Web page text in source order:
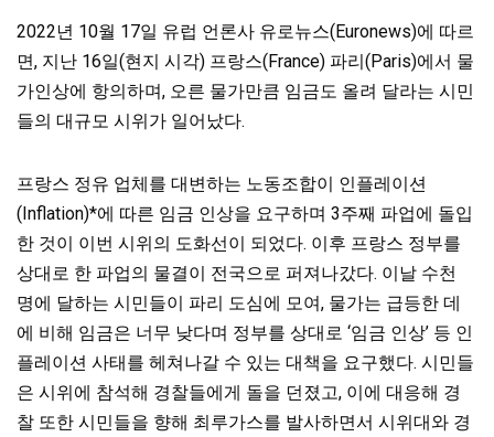
2022년 10월 17일 유럽 언론사 유로뉴스(Euronews)에 따르
면, 지난 16일(현지 시각) 프랑스(France) 파리(Paris)에서 물
가인상에 항의하며, 오른 물가만큼 임금도 올려 달라는 시민
들의 대규모 시위가 일어났다.
프랑스 정유 업체를 대변하는 노동조합이 인플레이션
(Inflation)*에 따른 임금 인상을 요구하며 3주째 파업에 돌입
한 것이 이번 시위의 도화선이 되었다. 이후 프랑스 정부를
상대로 한 파업의 물결이 전국으로 퍼져나갔다. 이날 수천
명에 달하는 시민들이 파리 도심에 모여, 물가는 급등한 데
에 비해 임금은 너무 낮다며 정부를 상대로 ‘임금 인상’ 등 인
플레이션 사태를 헤쳐나갈 수 있는 대책을 요구했다. 시민들
은 시위에 참석해 경찰들에게 돌을 던졌고, 이에 대응해 경
찰 또한 시민들을 향해 최루가스를 발사하면서 시위대와 경